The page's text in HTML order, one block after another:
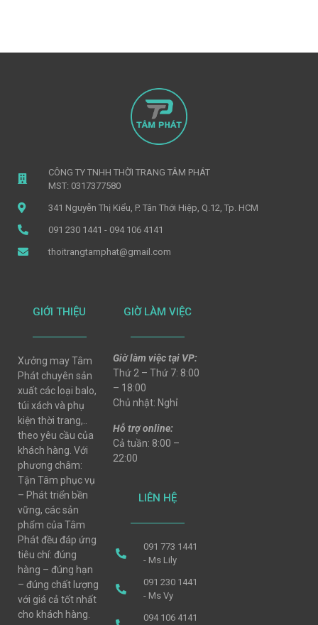
CÔNG TY TNHH THỜI TRANG TÂM PHÁT
MST: 0317377580
341 Nguyễn Thị Kiểu, P. Tân Thới Hiệp, Q.12, Tp. HCM
091 230 1441 - 094 106 4141
thoitrangtamphat@gmail.com
GIỚI THIỆU
Xưởng may Tâm
Phát chuyên sản
xuất các loại balo,
túi xách và phụ
kiện thời trang,..
theo yêu cầu của
khách hàng. Với
phương châm:
Tận Tâm phục vụ
– Phát triển bền
vững, các sản
phẩm của Tâm
Phát đều đáp ứng
tiêu chí: đúng
hàng – đúng hạn
– đúng chất lượng
với giá cả tốt nhất
cho khách hàng.
GIỜ LÀM VIỆC
Giờ làm việc tại VP:
Thứ 2 – Thứ 7: 8:00
– 18:00
Chủ nhật: Nghỉ
Hỗ trợ online:
Cả tuần: 8:00 –
22:00
LIÊN HỆ
091 773 1441
- Ms Lily
091 230 1441
- Ms Vy
094 106 4141